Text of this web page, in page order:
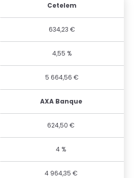
Cetelem
634,23 €
4,55 %
5 664,56 €
AXA Banque
624,50 €
4 %
4 964,35 €